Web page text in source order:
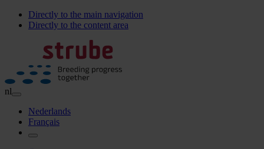
Directly to the main navigation
Directly to the content area
nl
Nederlands
Français